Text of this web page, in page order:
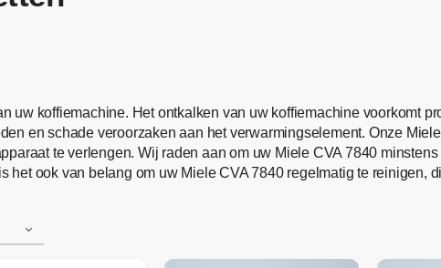
uw koffiemachine. Het ontkalken van uw koffiemachine voorkomt
en schade veroorzaken aan het verwarmingselement. Onze
te verlengen. Wij raden aan om uw Miele CVA 7840
ook van belang om uw Miele CVA 7840 regelmatig te reinigen,